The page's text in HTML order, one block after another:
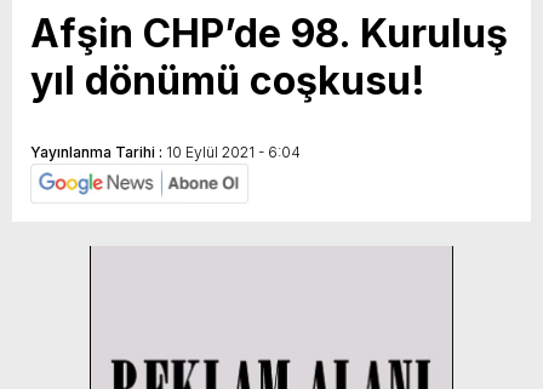
Afşin CHP’de 98. Kuruluş
yıl dönümü coşkusu!
Yayınlanma Tarihi : 10 Eylül 2021 - 6:04